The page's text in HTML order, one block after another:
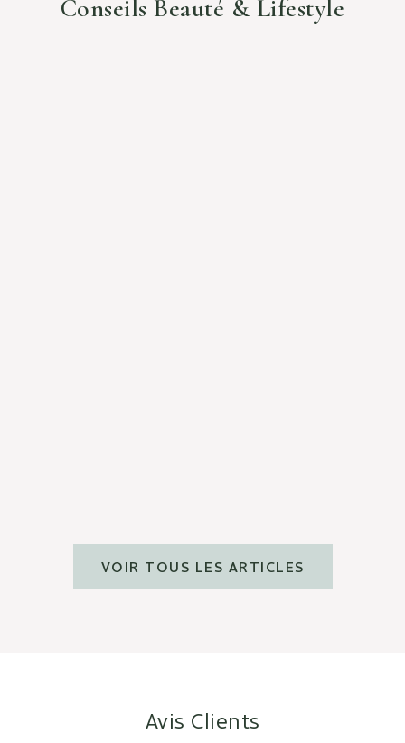
Conseils Beauté & Lifestyle
VOIR TOUS LES ARTICLES
Avis Clients